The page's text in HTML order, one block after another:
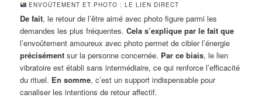
ENVOÛTEMENT ET PHOTO : LE LIEN DIRECT
De fait, le retour de l’être aimé avec photo figure parmi les
demandes les plus fréquentes.Cela s’explique par le fait que
l’envoûtement amoureux avec photo permet de cibler l’énergie
précisément sur la personne concernée. Par ce biais, le lien
vibratoire est établi sans intermédiaire, ce qui renforce l’efficacité
du rituel. En somme, c’est un support indispensable pour
canaliser les intentions de retour affectif.